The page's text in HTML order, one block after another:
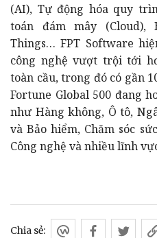
(AI), Tự động hóa quy
toán đám mây (Cloud),
Things… FPT Software
công nghệ vượt trội tới
toàn cầu, trong đó có gần
Fortune Global 500 đang
như Hàng không, Ô tô,
và Bảo hiểm, Chăm sóc
Công nghệ và nhiều lĩnh
Chia sẻ: